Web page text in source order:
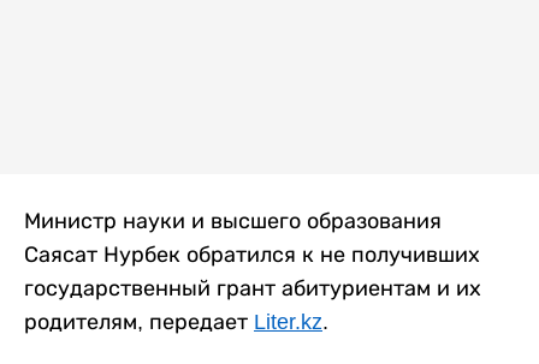
Министр науки и высшего образования
Саясат Нурбек обратился к не получивших
государственный грант абитуриентам и их
родителям, передает Liter.kz.